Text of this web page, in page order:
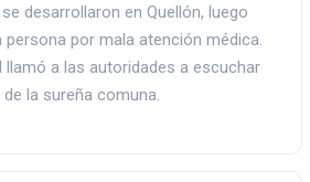
desarrollaron en Quellón, luego
por mala atención médica.
llamó a las autoridades a escuchar
la sureña comuna.